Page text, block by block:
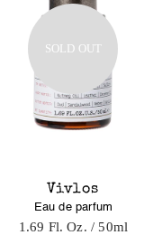
SOLD OUT
Vivlos
Eau de parfum
1.69 Fl. Oz. / 50ml